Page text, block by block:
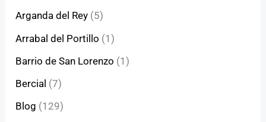
Arganda del Rey (5)
Arrabal del Portillo (1)
Barrio de San Lorenzo (1)
Bercial (7)
Blog (129)